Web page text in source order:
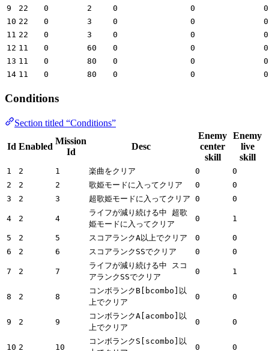
9
22 0 2 0 0
0
10 22 0 3 0 0
0
11 22 0 3 0 0
0
12 11 0 60 0 0
0
13 11 0 80 0 0
0
14 11 0 80 0 0 0
Conditions
Section titled “Conditions”
Id Enabled
Mission
Id
Desc
Enemy
center
skill
Enemy
live
skill
1 2 1 楽曲をクリア 0
0
2
2 2 歌姫モードに入ってクリア 0
0
3
2 3 超歌姫モードに入ってクリア 0 0
4 2 4
ライフが減り続ける中 超歌
姫モードに入ってクリア
0 1
5 2 5 スコアランクA以上でクリア 0
0
6
2 6 スコアランクSSでクリア 0 0
7 2 7
ライフが減り続ける中 スコ
アランクSSでクリア
0 1
8 2 8
コンボランクB[bcombo]以
上でクリア
0 0
9 2 9
コンボランクA[acombo]以
上でクリア
0 0
10 2 10
コンボランクS[scombo]以
0 0